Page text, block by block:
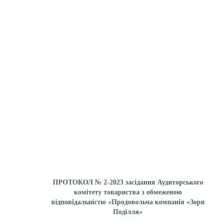
ПРОТОКОЛ № 2-2023 засідання Аудиторського
комітету товариства з обмеженою
відповідальністю «Продовольча компанія «Зоря
Поділля»